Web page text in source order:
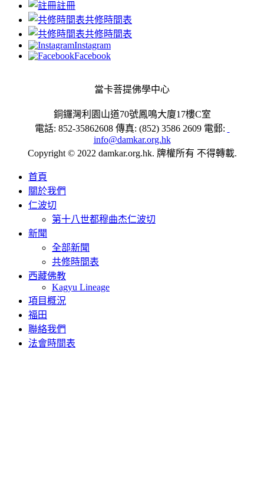
註冊
共修時間表
共修時間表
Instagram
Facebook
當卡菩提佛學中心
銅鑼灣利園山道70號鳳鳴大廈17樓C室
電話: 852-35862608 傳真: (852) 3586 2609 電郵:
info@damkar.org.hk
Copyright © 2022 damkar.org.hk. 牌權所有 不得轉載.
首頁
關於我們
仁波切
第十八世都穆曲杰仁波切
新聞
全部新聞
共修時間表
西藏佛教
Kagyu Lineage
項目概況
福田
聯絡我們
法會時間表